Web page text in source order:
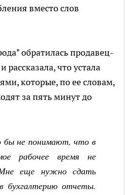
вместо слов
обратилась продавец-
что устала
которые, по ее словам,
за пять минут до
бы не понимают, что в
рабочее время не
Мне еще нужно сдать
бухгалтерию отчеты.